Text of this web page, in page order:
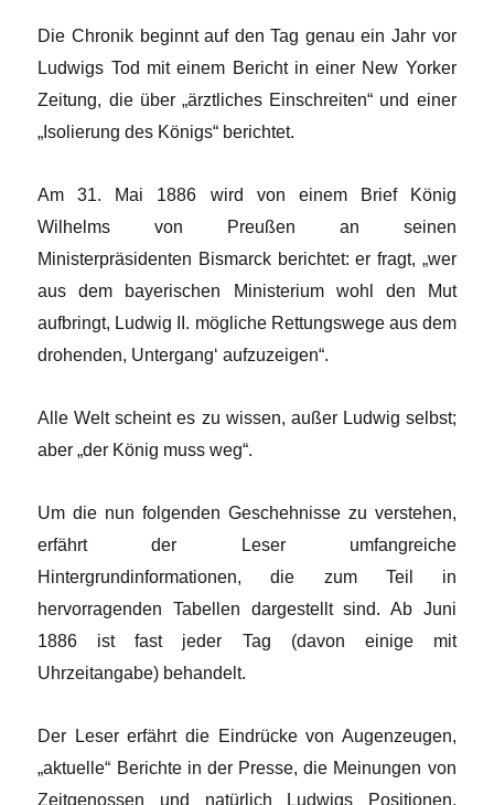
Die Chronik beginnt auf den Tag genau ein Jahr vor
Ludwigs Tod mit einem Bericht in einer New Yorker
Zeitung, die über „ärztliches Einschreiten“ und einer
„Isolierung des Königs“ berichtet.
Am 31. Mai 1886 wird von einem Brief König
Wilhelms von Preußen an seinen
Ministerpräsidenten Bismarck berichtet: er fragt, „wer
aus dem bayerischen Ministerium wohl den Mut
aufbringt, Ludwig II. mögliche Rettungswege aus dem
drohenden, Untergang‘ aufzuzeigen“.
Alle Welt scheint es zu wissen, außer Ludwig selbst;
aber „der König muss weg“.
Um die nun folgenden Geschehnisse zu verstehen,
erfährt der Leser umfangreiche
Hintergrundinformationen, die zum Teil in
hervorragenden Tabellen dargestellt sind. Ab Juni
1886 ist fast jeder Tag (davon einige mit
Uhrzeitangabe) behandelt.
Der Leser erfährt die Eindrücke von Augenzeugen,
„aktuelle“ Berichte in der Presse, die Meinungen von
Zeitgenossen und natürlich Ludwigs Positionen.